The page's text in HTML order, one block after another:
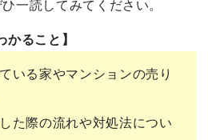
一読してみてください。
かること】
いる家やマンションの売り
た際の流れや対処法につい